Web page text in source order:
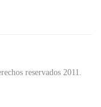
reservados 2011.